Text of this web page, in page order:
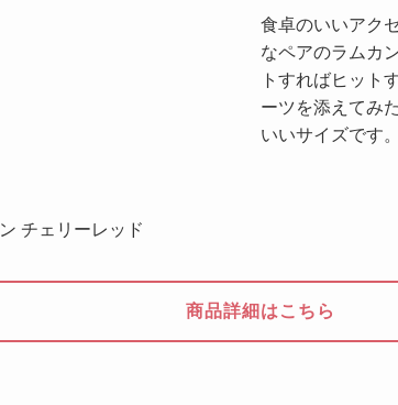
食卓のいいアク
なペアのラムカ
トすればヒット
ーツを添えてみ
いいサイズです。
チェリーレッド
商品詳細はこちら